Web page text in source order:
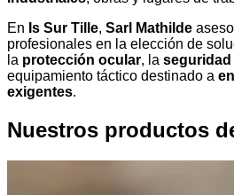
En Is Sur Tille, Sarl Mathilde
profesionales en la elección de
la protección ocular, la seguridad
equipamiento táctico destinado a
exigentes.
Nuestros productos